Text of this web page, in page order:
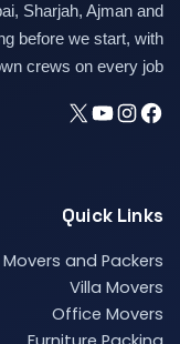
Sharjah, Ajman and
before we start, with
crews on every job.
Quick Links
Movers and Packers
Villa Movers
Office Movers